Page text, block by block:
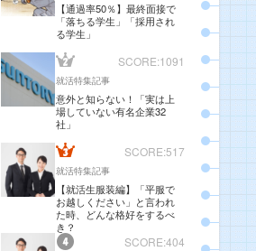
【通過率50％】最終面接で
「落ちる学生」「採用され
る学生」
SCORE:1091
就活特集記事
意外と知らない！「実は上
場していない有名企業32
社」
SCORE:517
就活特集記事
【就活生服装編】「平服で
お越しください」と言われ
た時、どんな格好をするべ
き？
SCORE:404